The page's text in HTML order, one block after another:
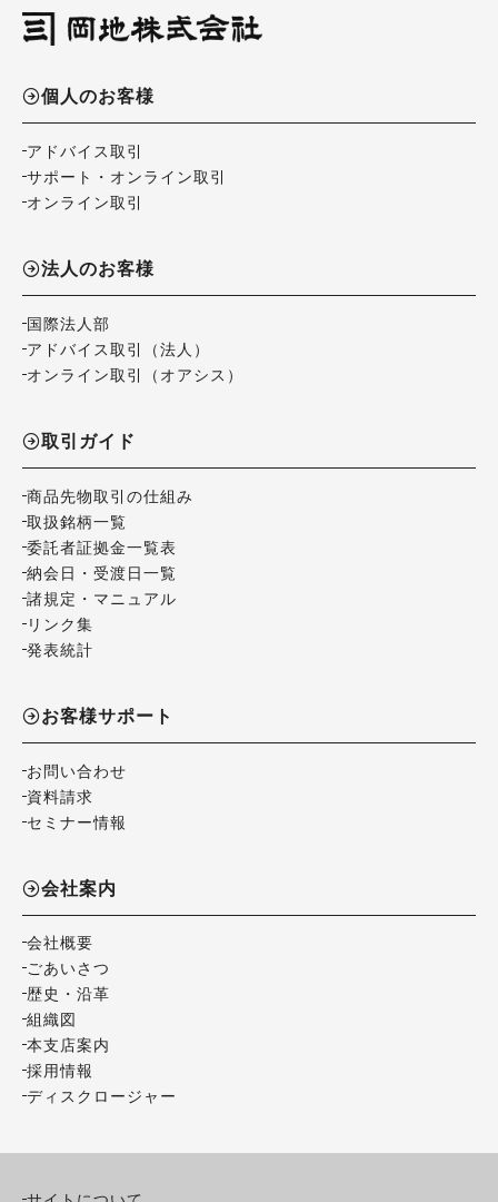
個人のお客様
アドバイス取引
サポート・オンライン取引
オンライン取引
法人のお客様
国際法人部
アドバイス取引（法人）
オンライン取引（オアシス）
取引ガイド
商品先物取引の仕組み
取扱銘柄一覧
委託者証拠金一覧表
納会日・受渡日一覧
諸規定・マニュアル
リンク集
発表統計
お客様サポート
お問い合わせ
資料請求
セミナー情報
会社案内
会社概要
ごあいさつ
歴史・沿革
組織図
本支店案内
採用情報
ディスクロージャー